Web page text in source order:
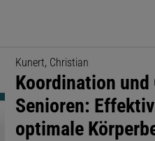
Kunert, Christian
Koordination
Senioren:
optimale